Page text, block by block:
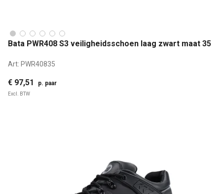
Bata PWR408 S3 veiligheidsschoen laag zwart maat 35
Art: PWR40835
€ 97,51 p. paar
Excl. BTW